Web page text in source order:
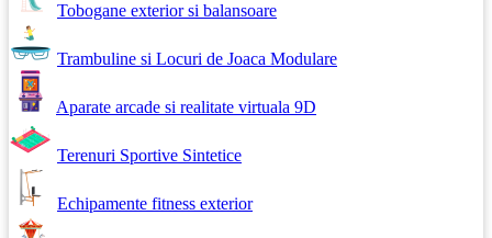
Tobogane exterior si balansoare
Trambuline si Locuri de Joaca Modulare
Aparate arcade si realitate virtuala 9D
Terenuri Sportive Sintetice
Echipamente fitness exterior